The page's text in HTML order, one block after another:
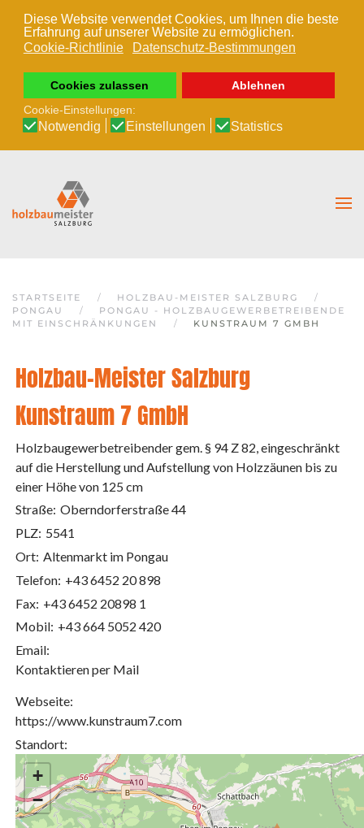
Diese Website verwendet Cookies, um Ihnen die beste
Erfahrung auf unserer Website zu ermöglichen.
Cookie-Richtlinie
Datenschutz-Bestimmungen
Cookies zulassen
Ablehnen
Cookie-Einstellungen:
Notwendig Einstellungen Statistics
Zum Hauptinhalt springen
STARTSEITE
HOLZBAU-MEISTER SALZBURG
PONGAU
PONGAU - HOLZBAUGEWERBETREIBENDE
MIT EINSCHRÄNKUNGEN
KUNSTRAUM 7 GMBH
Holzbau-Meister Salzburg
Kunstraum 7 GmbH
Holzbaugewerbetreibender gem. § 94 Z 82, eingeschränkt
auf die Herstellung und Aufstellung von Holzzäunen bis zu
einer Höhe von 125 cm
Straße: Oberndorferstraße 44
PLZ: 5541
Ort: Altenmarkt im Pongau
Telefon: +43 6452 20 898
Fax: +43 6452 20898 1
Mobil: +43 664 5052 420
Email:
Kontaktieren per Mail
Webseite:
https://www.kunstraum7.com
Standort:
+
−